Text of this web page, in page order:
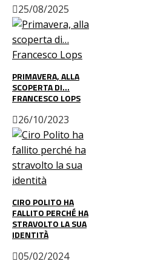
25/08/2025
PRIMAVERA, ALLA
SCOPERTA DI…
FRANCESCO LOPS
26/10/2023
CIRO POLITO HA
FALLITO PERCHÉ HA
STRAVOLTO LA SUA
IDENTITÀ
05/02/2024